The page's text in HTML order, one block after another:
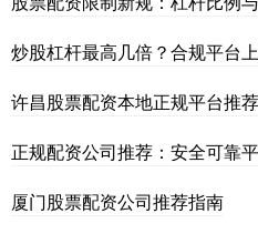
炒股杠杆最高几倍？合规平台
许昌股票配资本地正规平台推荐
正规配资公司推荐：安全可靠
厦门股票配资公司推荐指南